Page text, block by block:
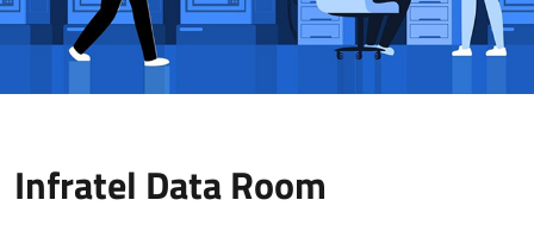
Infratel Data Room